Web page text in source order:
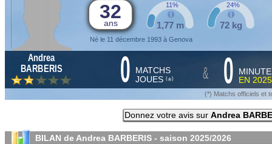
32
ans
Né le 11 décembre 1993 à Genova
1,77 m
11%
72 kg
24%
Andrea
BARBERIS
0 MATCHS
JOUES (*) & 0
EN
(*) Matchs officiels et
Donnez votre avis sur Andrea
BILAN de Andrea BARBERIS - saison 2025/2026